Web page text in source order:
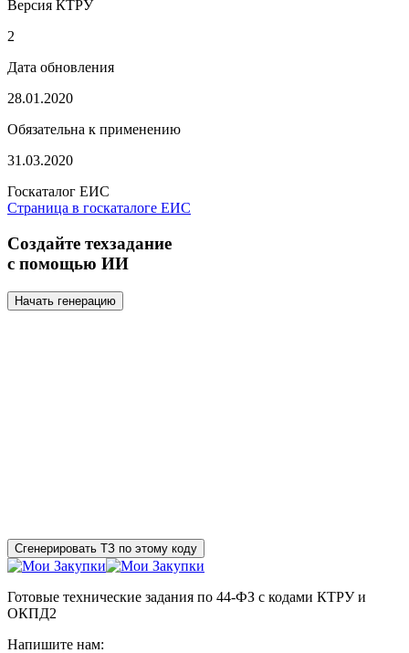
Версия КТРУ
2
Дата обновления
28.01.2020
Обязательна к применению
31.03.2020
Госкаталог ЕИС
Страница в госкаталоге ЕИС
Создайте техзадание
с помощью ИИ
Начать генерацию
Сгенерировать ТЗ по этому коду
Готовые технические задания по 44-ФЗ с кодами КТРУ и
ОКПД2
Напишите нам: